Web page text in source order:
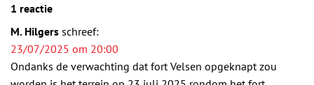
1 reactie
M. Hilgers schreef:
23/07/2025 om 20:00
Ondanks de verwachting dat fort Velsen opgeknapt zou